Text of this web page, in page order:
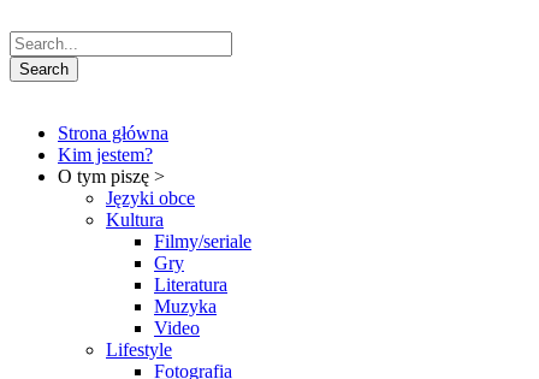
Strona główna
Kim jestem?
O tym piszę >
Języki obce
Kultura
Filmy/seriale
Gry
Literatura
Muzyka
Video
Lifestyle
Fotografia